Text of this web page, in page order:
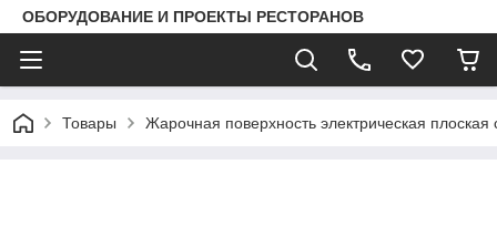
ОБОРУДОВАНИЕ И ПРОЕКТЫ РЕСТОРАНОВ
Товары Жарочная поверхность электрическая